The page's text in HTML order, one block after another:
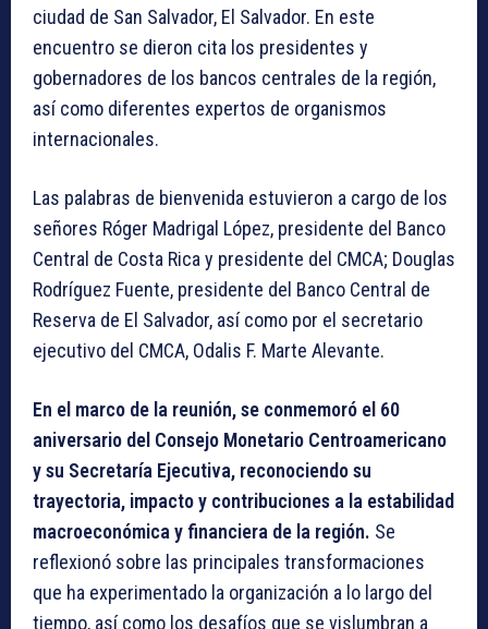
ciudad de San Salvador, El Salvador. En este
encuentro se dieron cita los presidentes y
gobernadores de los bancos centrales de la región,
así como diferentes expertos de organismos
internacionales.
Las palabras de bienvenida estuvieron a cargo de los
señores Róger Madrigal López, presidente del Banco
Central de Costa Rica y presidente del CMCA; Douglas
Rodríguez Fuente, presidente del Banco Central de
Reserva de El Salvador, así como por el secretario
ejecutivo del CMCA, Odalis F. Marte Alevante.
En el marco de la reunión, se conmemoró el 60
aniversario del Consejo Monetario Centroamericano
y su Secretaría Ejecutiva, reconociendo su
trayectoria, impacto y contribuciones a la estabilidad
macroeconómica y financiera de la región. Se
reflexionó sobre las principales transformaciones
que ha experimentado la organización a lo largo del
tiempo, así como los desafíos que se vislumbran a